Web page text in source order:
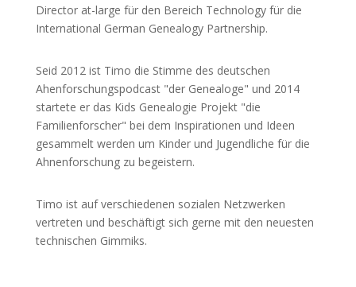
Director at-large für den Bereich Technology für die
International German Genealogy Partnership.
Seid 2012 ist Timo die Stimme des deutschen
Ahenforschungspodcast "der Genealoge" und 2014
startete er das Kids Genealogie Projekt "die
Familienforscher" bei dem Inspirationen und Ideen
gesammelt werden um Kinder und Jugendliche für die
Ahnenforschung zu begeistern.
Timo ist auf verschiedenen sozialen Netzwerken
vertreten und beschäftigt sich gerne mit den neuesten
technischen Gimmiks.